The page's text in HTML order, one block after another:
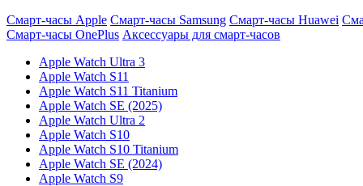
Смарт-часы Apple Смарт-часы Samsung Смарт-часы Huawei
Смарт-часы OnePlus Аксессуары для смарт-часов
Apple Watch Ultra 3
Apple Watch S11
Apple Watch S11 Titanium
Apple Watch SE (2025)
Apple Watch Ultra 2
Apple Watch S10
Apple Watch S10 Titanium
Apple Watch SE (2024)
Apple Watch S9